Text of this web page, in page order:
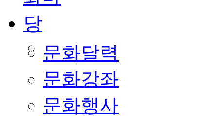
문화달력
문화강좌
문화행사